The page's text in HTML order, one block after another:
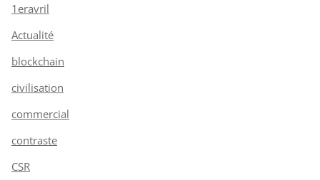
1eravril
Actualité
blockchain
civilisation
commercial
contraste
CSR